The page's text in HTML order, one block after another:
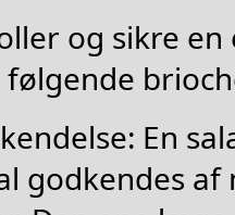
og sikre
En
godkendes af